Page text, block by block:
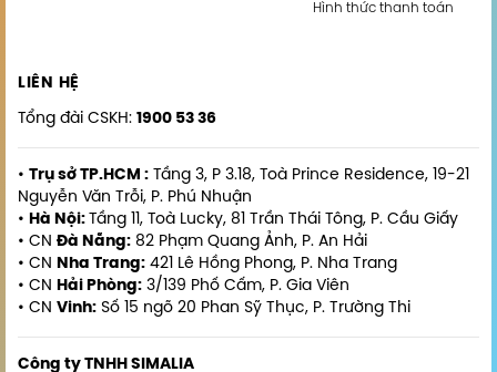
Hình thức thanh toán
LIÊN HỆ
Tổng đài CSKH: 1900 53 36
• Trụ sở TP.HCM : Tầng 3, P 3.18, Toà Prince Residence, 19-21
Nguyễn Văn Trỗi, P. Phú Nhuận
• Hà Nội: Tầng 11, Toà Lucky, 81 Trần Thái Tông, P. Cầu Giấy
• CN Đà Nẵng: 82 Phạm Quang Ảnh, P. An Hải
• CN Nha Trang: 421 Lê Hồng Phong, P. Nha Trang
• CN Hải Phòng: 3/139 Phố Cấm, P. Gia Viên
• CN Vinh: Số 15 ngõ 20 Phan Sỹ Thục, P. Trường Thi
Công ty TNHH SIMALIA